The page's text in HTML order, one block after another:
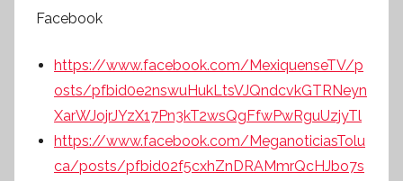
Facebook
https://www.facebook.com/MexiquenseTV/p
osts/pfbid0e2nswuHukLtsVJQndcvkGTRNeyn
XarWJojrJYzX17Pn3kT2wsQgFfwPwRguUzjyTl
https://www.facebook.com/MeganoticiasTolu
ca/posts/pfbid02f5cxhZnDRAMmrQcHJbo7s